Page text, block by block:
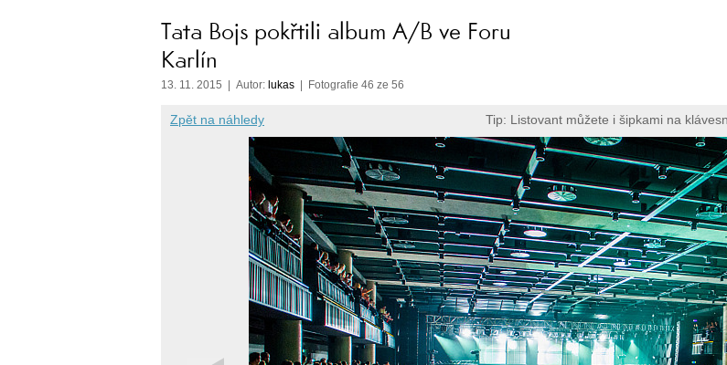
Tata Bojs pokřtili album A/B ve Foru
Karlín
13. 11. 2015 | Autor: lukas | Fotografie 46 ze 56
Zpět na náhledy Tip: Listovant můžete i šipkami na